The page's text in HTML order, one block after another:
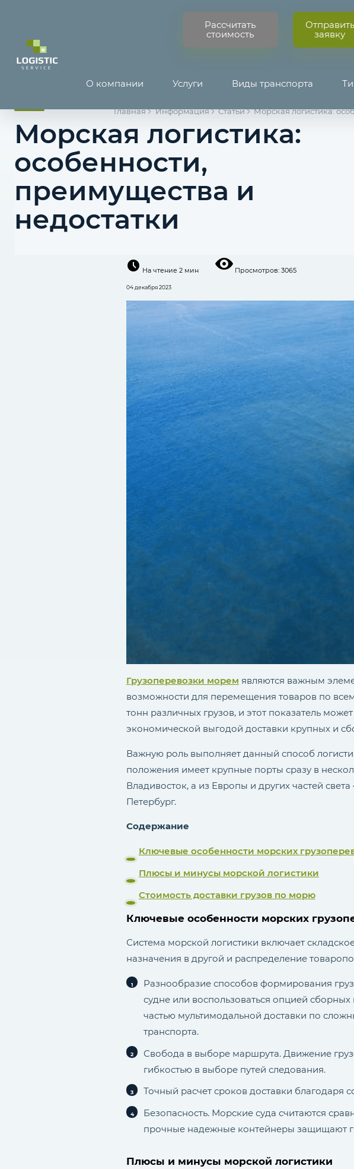
Рассчитать
стоимость
Отправить
заявку
О компании Услуги Виды транспорта
Главная Информация Статьи Морская логистика:
Морская логистика:
особенности,
преимущества и
недостатки
На чтение 2 мин Просмотров: 3065
04 декабря 2023
Грузоперевозки морем являются важным
возможности для перемещения товаров по
тонн различных грузов, и этот показатель
экономической выгодой доставки крупных и
Важную роль выполняет данный способ
положения имеет крупные порты сразу в
Владивосток, а из Европы и других частей
Петербург.
Содержание
Ключевые особенности морских
Плюсы и минусы морской логистики
Стоимость доставки грузов по морю
Ключевые особенности морских
Система морской логистики включает
назначения в другой и распределение
Разнообразие способов формирования
судне или воспользоваться опцией
частью мультимодальной доставки по
транспорта.
Свобода в выборе маршрута. Движение
гибкостью в выборе путей следования.
Точный расчет сроков доставки благодаря
Безопасность. Морские суда считаются
прочные надежные контейнеры защищают
Плюсы и минусы морской логистики